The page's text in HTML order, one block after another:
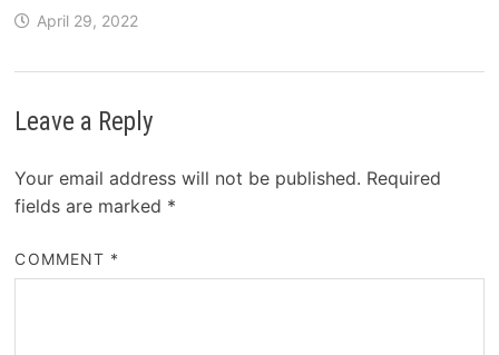
April 29, 2022
Leave a Reply
Your email address will not be published. Required
fields are marked *
COMMENT *